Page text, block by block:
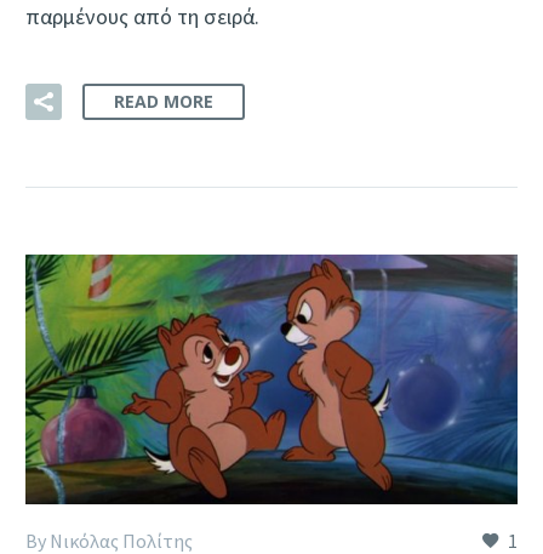
παρμένους από τη σειρά.
READ MORE
1
By Νικόλας Πολίτης